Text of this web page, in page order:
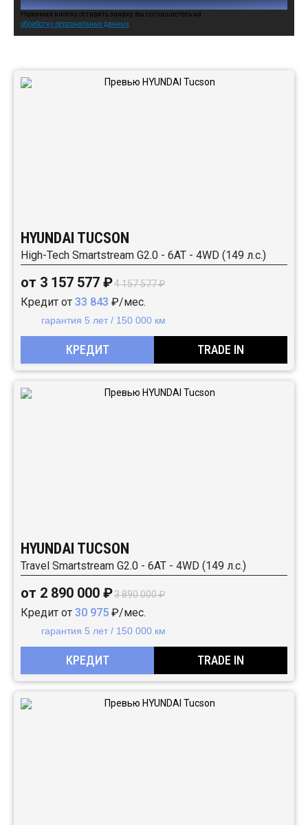
Нажимая кнопку оставить заявку вы соглашаетесь на
обработку персональных данных
HYUNDAI TUCSON
High-Tech Smartstream G2.0 - 6AT - 4WD (149 л.с.)
от 3 157 577 ₽4 157 577 ₽
Кредит от 33 843 ₽/мес.
гарантия 5 лет / 150 000 км
КРЕДИТ TRADE IN
HYUNDAI TUCSON
Travel Smartstream G2.0 - 6AT - 4WD (149 л.с.)
от 2 890 000 ₽3 890 000 ₽
Кредит от 30 975 ₽/мес.
гарантия 5 лет / 150 000 км
КРЕДИТ TRADE IN